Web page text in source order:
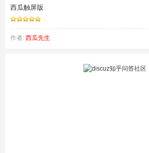
西瓜触屏版
作者: 西瓜先生